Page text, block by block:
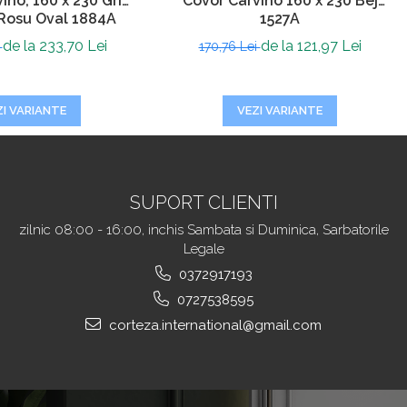
Oval 1884A
de la 233,70 Lei
VARIANTE
1527A
170,76 Leide la 121,97 Lei
VEZI VARIANTE
SUPORT CLIENTI
zilnic 08:00 - 16:00, inchis Sambata si Duminica, Sarbatorile
Legale
0372917193
0727538595
corteza.international@gmail.com